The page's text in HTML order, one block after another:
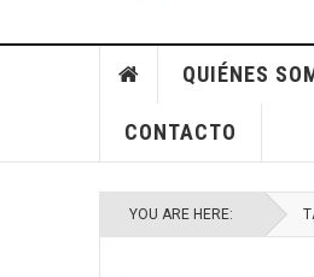
QUIÉNES
CONTACTO
YOU ARE HERE: